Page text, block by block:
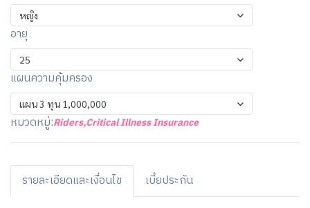
หญิง
อายุ
25
แผนความคุ้มครอง
แผน 3 ทุน 1,000,000
หมวดหมู่:Riders,Critical Illness Insurance
รายละเอียดและเงื่อนไข เบี้ยประกัน